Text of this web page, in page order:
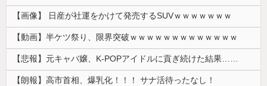
【画像】 日産が社運をかけて発売するSUVｗｗｗｗｗｗｗ
【動画】半ケツ祭り、限界突破ｗｗｗｗｗｗｗｗｗｗｗｗｗ
【悲報】元キャバ嬢、K-POPアイドルに貢ぎ続けた結果……
【朗報】高市首相、爆乳化！！！ サナ活待ったなし！